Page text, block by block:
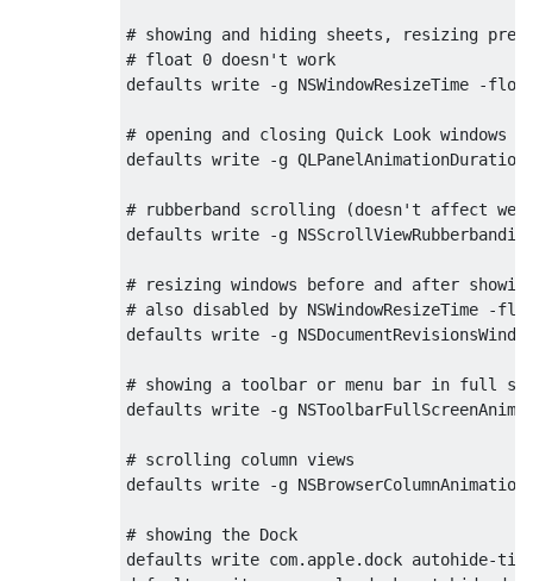
# showing and hiding sheets, resizing
# float 0 doesn't work
defaults write -g NSWindowResizeTime -
# opening and closing Quick Look windows
defaults write -g
# rubberband scrolling (doesn't affect web
defaults write -g
# resizing windows before and after
# also disabled by NSWindowResizeTime -
defaults write -g
# showing a toolbar or menu bar in full
defaults write -g
# scrolling column views
defaults write -g
# showing the Dock
defaults write com.apple.dock autohide-